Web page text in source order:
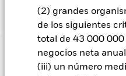
(2) grandes
de los siguientes
total de 43 000 000
negocios neta
(iii) un número
INFORMACIÓN
de las inversiones y los